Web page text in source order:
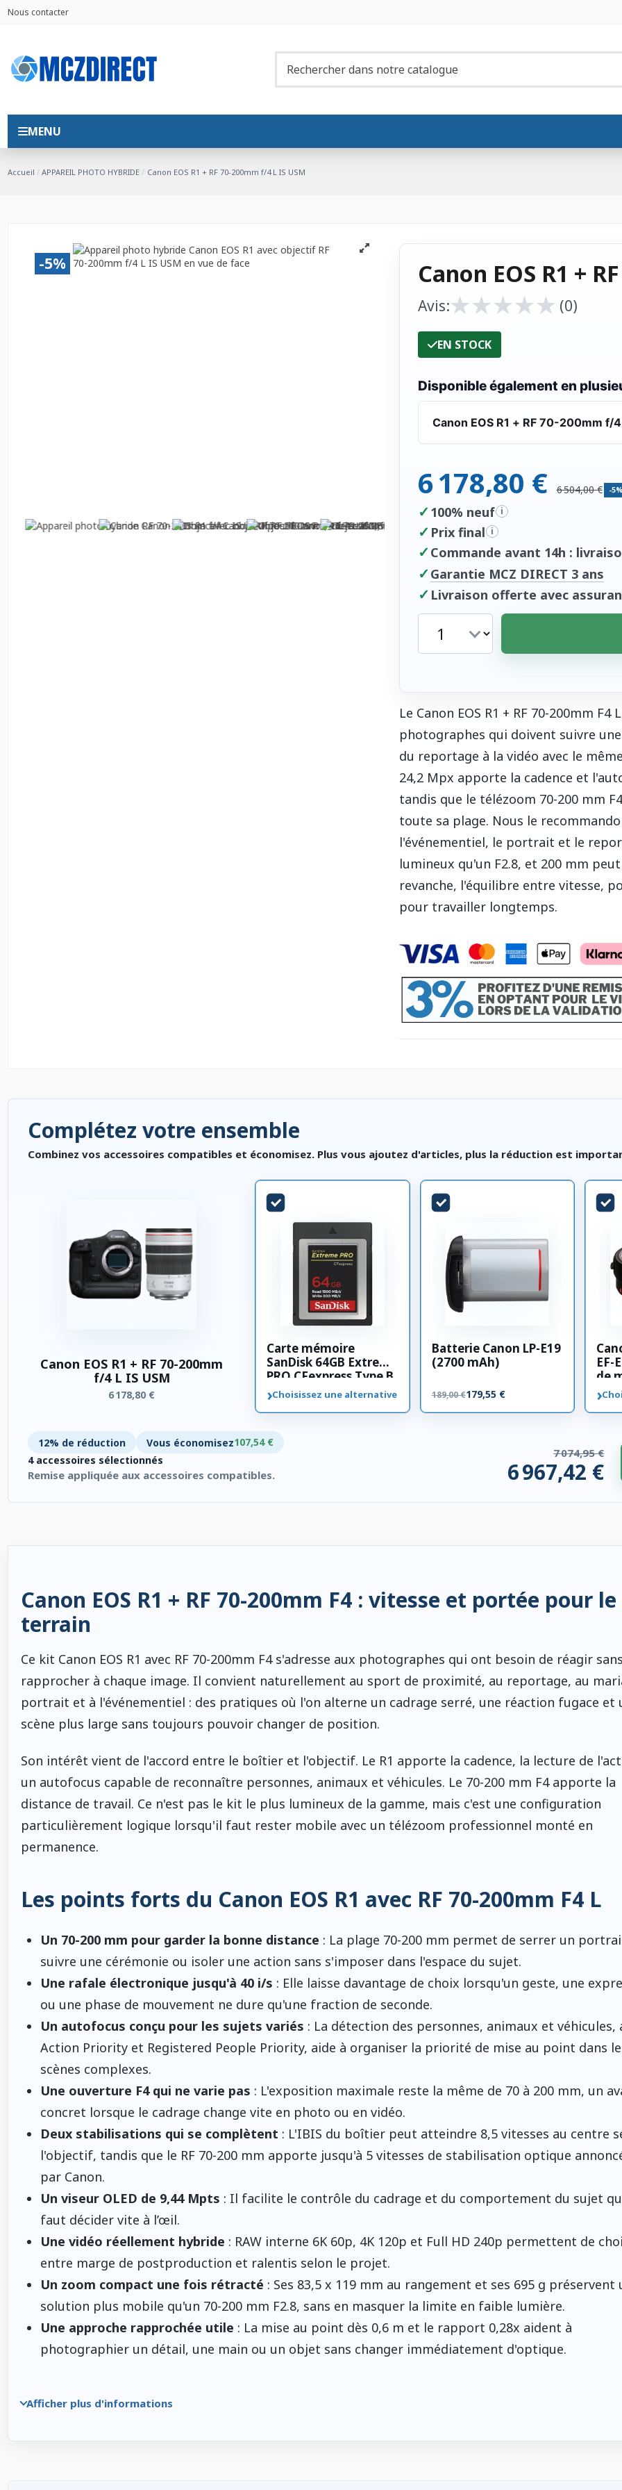
Nous contacter
MENU
Accueil APPAREIL PHOTO HYBRIDE Canon EOS R1 + RF 70-200mm f/4 L IS USM
-5% Canon EOS R1 +
Avis:★
★★
★★
★★
★★
★ (0)
EN STOCK
Disponible également en
Canon EOS R1 + RF 70-200mm f/4
6 178,80 € 6 504,00 € -
✓ 100% neuf i
✓ Prix final i
✓ Commande avant 14h :
✓ Garantie MCZ DIRECT 3 ans
✓ Livraison offerte avec
Le Canon EOS R1 + RF 70-200mm
photographes qui doivent suivre
du reportage à la vidéo avec le
24,2 Mpx apporte la cadence et
tandis que le télézoom 70-200 mm
toute sa plage. Nous le
l'événementiel, le portrait et le
lumineux qu'un F2.8, et 200 mm
revanche, l'équilibre entre vitesse,
pour travailler longtemps.
Complétez votre ensemble
Combinez vos accessoires compatibles et économisez. Plus vous ajoutez d'articles, plus la réduction est
Canon EOS R1 + RF 70-200mm
f/4 L IS USM
6 178,80 €
Carte mémoire
SanDisk 64GB Extreme
PRO CFexpress Type B
›Choisissez une alternative
Batterie Canon LP-E19
(2700 mAh)
189,00 €179,55 €
EF-
de
›
12% de réduction Vous économisez107,54 €
4 accessoires sélectionnés
Remise appliquée aux accessoires compatibles.
7 074,95 €
6 967,42 €
Canon EOS R1 + RF 70-200mm F4 : vitesse et portée pour le
terrain
Ce kit Canon EOS R1 avec RF 70-200mm F4 s'adresse aux photographes qui ont besoin de réagir
rapprocher à chaque image. Il convient naturellement au sport de proximité, au reportage, au
portrait et à l'événementiel : des pratiques où l'on alterne un cadrage serré, une réaction fugace et
scène plus large sans toujours pouvoir changer de position.
Son intérêt vient de l'accord entre le boîtier et l'objectif. Le R1 apporte la cadence, la lecture de
un autofocus capable de reconnaître personnes, animaux et véhicules. Le 70-200 mm F4 apporte la
distance de travail. Ce n'est pas le kit le plus lumineux de la gamme, mais c'est une configuration
particulièrement logique lorsqu'il faut rester mobile avec un télézoom professionnel monté en
permanence.
Les points forts du Canon EOS R1 avec RF 70-200mm F4 L
Un 70-200 mm pour garder la bonne distance : La plage 70-200 mm permet de serrer un
suivre une cérémonie ou isoler une action sans s'imposer dans l'espace du sujet.
Une rafale électronique jusqu'à 40 i/s : Elle laisse davantage de choix lorsqu'un geste, une
ou une phase de mouvement ne dure qu'une fraction de seconde.
Un autofocus conçu pour les sujets variés : La détection des personnes, animaux et véhicules,
Action Priority et Registered People Priority, aide à organiser la priorité de mise au point dans
scènes complexes.
Une ouverture F4 qui ne varie pas : L'exposition maximale reste la même de 70 à 200 mm, un
concret lorsque le cadrage change vite en photo ou en vidéo.
Deux stabilisations qui se complètent : L'IBIS du boîtier peut atteindre 8,5 vitesses au centre
l'objectif, tandis que le RF 70-200 mm apporte jusqu'à 5 vitesses de stabilisation optique
par Canon.
Un viseur OLED de 9,44 Mpts : Il facilite le contrôle du cadrage et du comportement du sujet
faut décider vite à l’œil.
Une vidéo réellement hybride : RAW interne 6K 60p, 4K 120p et Full HD 240p permettent de
entre marge de postproduction et ralentis selon le projet.
Un zoom compact une fois rétracté : Ses 83,5 x 119 mm au rangement et ses 695 g préservent
solution plus mobile qu'un 70-200 mm F2.8, sans en masquer la limite en faible lumière.
Une approche rapprochée utile : La mise au point dès 0,6 m et le rapport 0,28x aident à
photographier un détail, une main ou un objet sans changer immédiatement d'optique.
Afficher plus d'informations